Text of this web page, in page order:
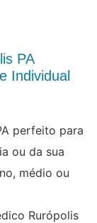
PA
Individual
perfeito para
ou da sua
médio ou
Rurópolis